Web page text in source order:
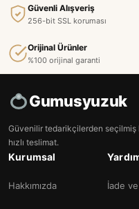
Güvenli Alışveriş
256-bit SSL koruması
Orijinal Ürünler
%100 orijinal garanti
Gumusyuzuk
Güvenilir tedarikçilerden seçilmiş
hızlı teslimat.
Kurumsal
Hakkımızda İade